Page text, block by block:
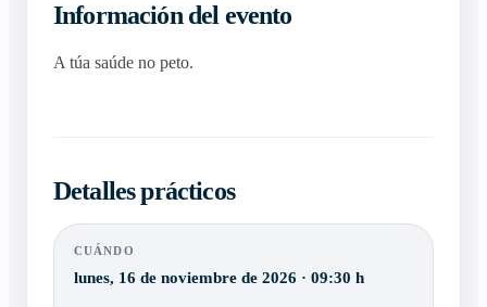
Información del evento
A túa saúde no peto.
Detalles prácticos
CUÁNDO
lunes, 16 de noviembre de 2026 · 09:30 h